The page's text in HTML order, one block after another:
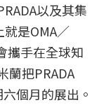
以及其集
是OMA／
攜手在全球知
蘭把PRADA
個月的展出。